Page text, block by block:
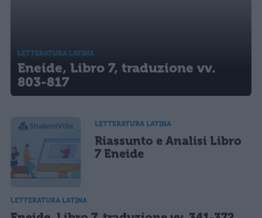
LETTERATURA LATINA
Eneide, Libro 7, traduzione vv.
803-817
LETTERATURA LATINA
Riassunto e Analisi Libro
7 Eneide
LETTERATURA LATINA